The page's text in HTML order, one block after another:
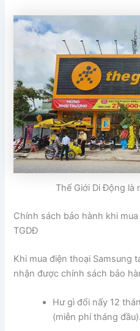
Thế Giới Di Động là
Chính sách bảo hành khi
TGDĐ
Khi mua điện thoại Samsung
nhận được chính sách bảo
Hư gì đổi nấy 12
(miễn phí tháng đầu).